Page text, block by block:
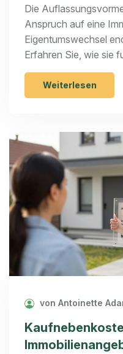
Die
Anspruch auf eine
Eigentumswechsel
Erfahren Sie, wie sie
unverzichtbar ist und
Weiterlesen
von Antoinette